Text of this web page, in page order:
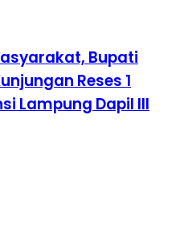
Bupati
Reses 1
Lampung Dapil III